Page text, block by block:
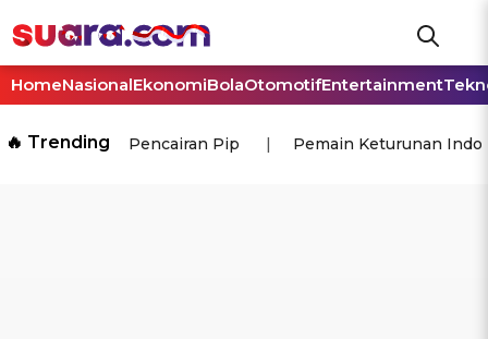
HomeNasionalEkonomiBolaOtomotifEntertainment
🔥 Trending Pencairan Pip Pemain Keturunan